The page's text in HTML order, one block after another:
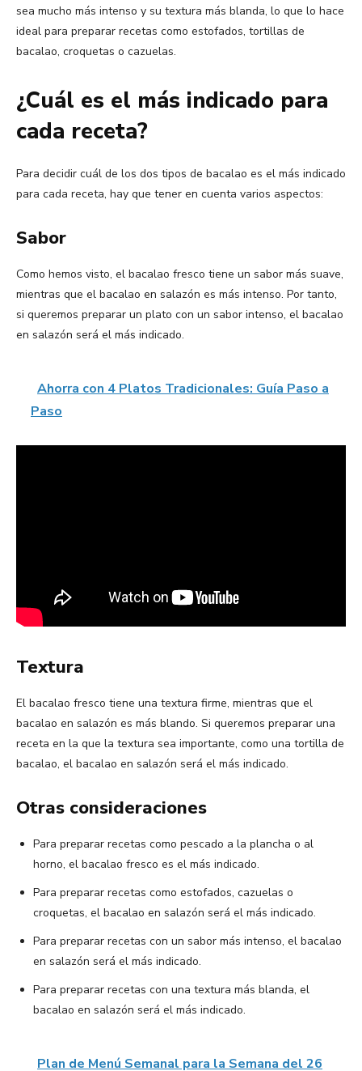
sea mucho más intenso y su textura más blanda, lo que lo hace
ideal para preparar recetas como estofados, tortillas de
bacalao, croquetas o cazuelas.
¿Cuál es el más indicado para
cada receta?
Para decidir cuál de los dos tipos de bacalao es el más indicado
para cada receta, hay que tener en cuenta varios aspectos:
Sabor
Como hemos visto, el bacalao fresco tiene un sabor más suave,
mientras que el bacalao en salazón es más intenso. Por tanto,
si queremos preparar un plato con un sabor intenso, el bacalao
en salazón será el más indicado.
Ahorra con 4 Platos Tradicionales: Guía Paso a
Paso
Textura
El bacalao fresco tiene una textura firme, mientras que el
bacalao en salazón es más blando. Si queremos preparar una
receta en la que la textura sea importante, como una tortilla de
bacalao, el bacalao en salazón será el más indicado.
Otras consideraciones
Para preparar recetas como pescado a la plancha o al
horno, el bacalao fresco es el más indicado.
Para preparar recetas como estofados, cazuelas o
croquetas, el bacalao en salazón será el más indicado.
Para preparar recetas con un sabor más intenso, el bacalao
en salazón será el más indicado.
Para preparar recetas con una textura más blanda, el
bacalao en salazón será el más indicado.
Plan de Menú Semanal para la Semana del 26